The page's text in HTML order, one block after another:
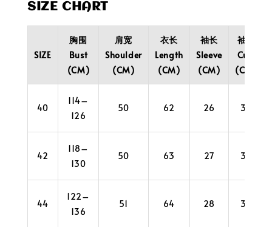
SIZE CHART
SIZE
胸围
Bust
(CM)
肩宽
Shoulder
(CM)
衣长
Length
(CM)
袖长
Sleeve
(CM)
袖口
Cuff
(CM)
40
114–
126
50 62 26 32
42
118–
130
50 63 27 34
44
122–
136
51 64 28 36